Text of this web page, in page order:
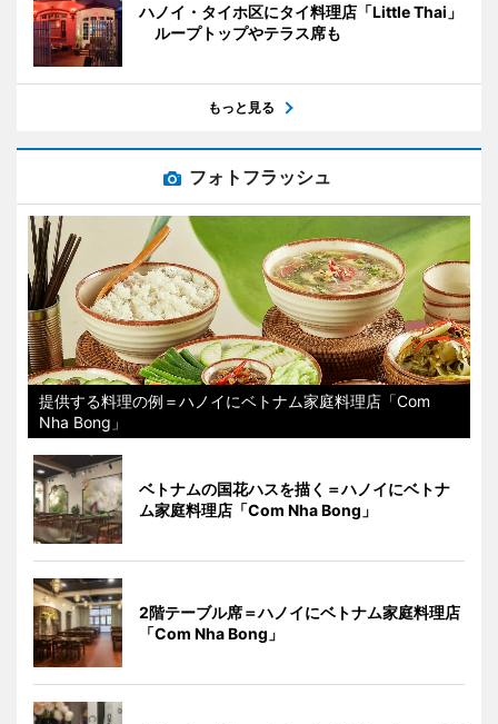
ハノイ・タイホ区にタイ料理店「Little Thai」
ループトップやテラス席も
もっと見る
フォトフラッシュ
提供する料理の例＝ハノイにベトナム家庭料理店「Com
Nha Bong」
ベトナムの国花ハスを描く＝ハノイにベトナ
ム家庭料理店「Com Nha Bong」
2階テーブル席＝ハノイにベトナム家庭料理店
「Com Nha Bong」